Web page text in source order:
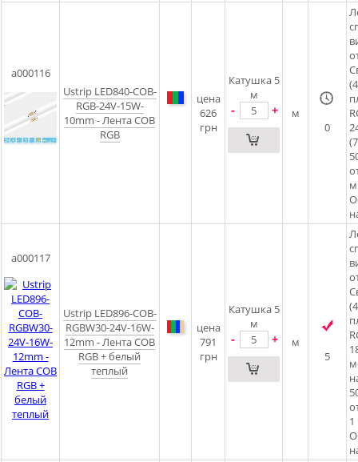
a000116
Ustrip LED840-COB-
RGB-24V-15W-
10mm - Лента COB
RGB
цена
626
грн
Катушка 5
м
- +
м
0
a000117
Ustrip LED896-COB-
RGBW30-24V-16W-
12mm - Лента COB
RGB + белый
теплый
цена
791
грн
Катушка 5
м
- +
м
5
1